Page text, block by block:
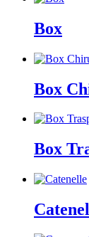
Box
Box
Box